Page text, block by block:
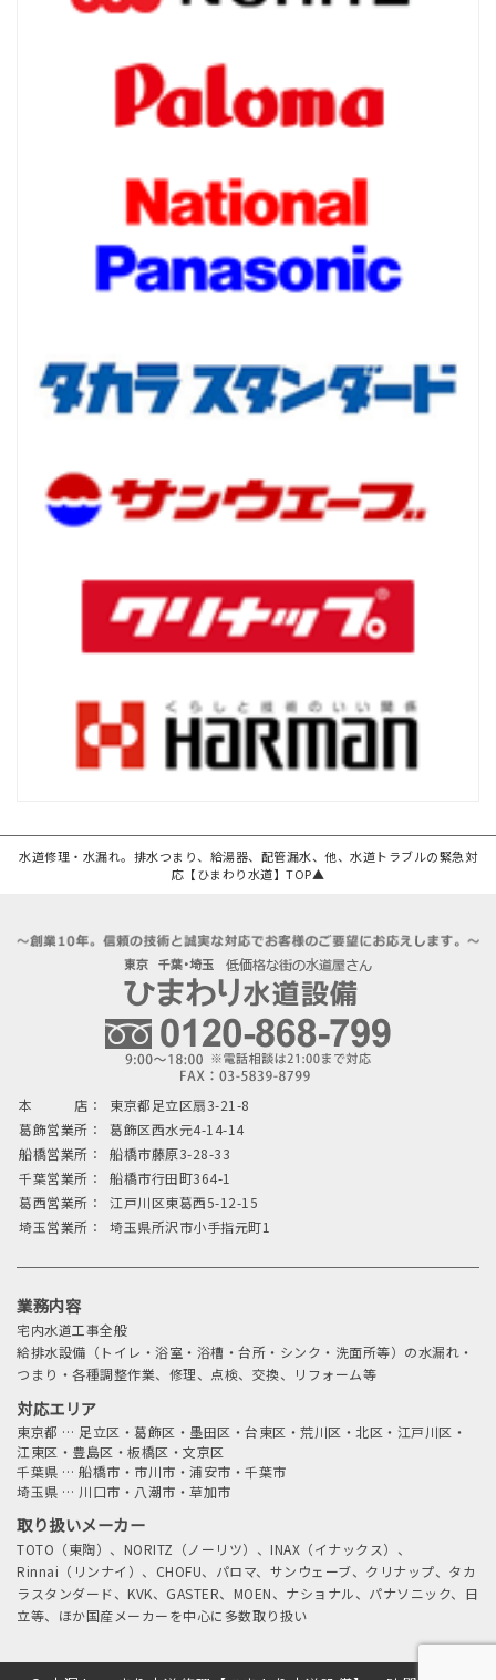
水道修理・水漏れ。排水つまり、給湯器、配管漏水、他、水道トラブルの緊急対
応【ひまわり水道】TOP▲
本 店：
東京都足立区扇3-21-8
葛飾営業所：
葛飾区西水元4-14-14
船橋営業所：
船橋市藤原3-28-33
千葉営業所：
船橋市行田町364-1
葛西営業所：
江戸川区東葛西5-12-15
埼玉営業所：
埼玉県所沢市小手指元町1
業務内容
宅内水道工事全般
給排水設備（トイレ・浴室・浴槽・台所・シンク・洗面所等）の水漏れ・
つまり・各種調整作業、修理、点検、交換、リフォーム等
対応エリア
東京都 … 足立区・葛飾区・墨田区・台東区・荒川区・北区・江戸川区・
江東区・豊島区・板橋区・文京区
千葉県 … 船橋市・市川市・浦安市・千葉市
埼玉県 … 川口市・八潮市・草加市
取り扱いメーカー
TOTO（東陶）、NORITZ（ノーリツ）、INAX（イナックス）、
Rinnai（リンナイ）、CHOFU、パロマ、サンウェーブ、クリナップ、タカ
ラスタンダード、KVK、GASTER、MOEN、ナショナル、パナソニック、日
立等、ほか国産メーカーを中心に多数取り扱い